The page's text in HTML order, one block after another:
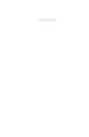
reklama